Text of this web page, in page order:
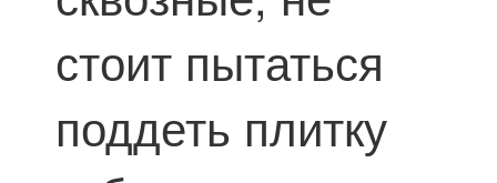
стоит пытаться
поддеть плитку